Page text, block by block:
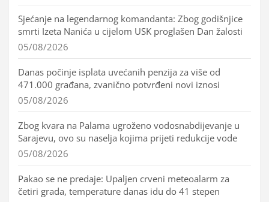
Sjećanje na legendarnog komandanta: Zbog godišnjice
smrti Izeta Nanića u cijelom USK proglašen Dan žalosti
05/08/2026
Danas počinje isplata uvećanih penzija za više od
471.000 građana, zvanično potvrđeni novi iznosi
05/08/2026
Zbog kvara na Palama ugroženo vodosnabdijevanje u
Sarajevu, ovo su naselja kojima prijeti redukcije vode
05/08/2026
Pakao se ne predaje: Upaljen crveni meteoalarm za
četiri grada, temperature danas idu do 41 stepen